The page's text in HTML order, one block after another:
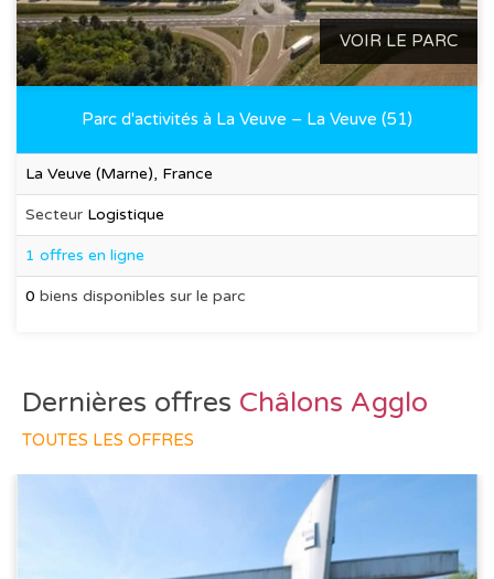
VOIR LE PARC
Parc d'activités à La Veuve – La Veuve (51)
La Veuve (Marne), France
Secteur Logistique
1 offres en ligne
0 biens disponibles sur le parc
Dernières offres Châlons Agglo
TOUTES LES OFFRES